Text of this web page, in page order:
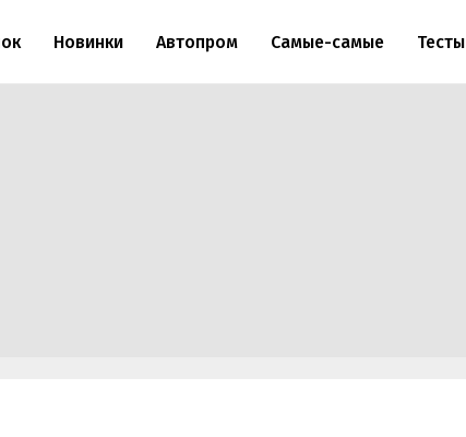
Новинки Автопром Самые-самые Тесты